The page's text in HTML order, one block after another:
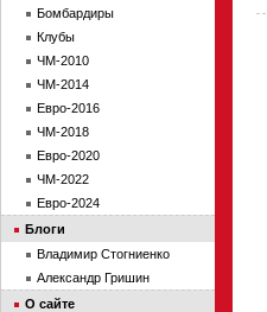
Бомбардиры
Клубы
ЧМ-2010
ЧМ-2014
Евро-2016
ЧМ-2018
Евро-2020
ЧМ-2022
Евро-2024
Блоги
Владимир Стогниенко
Александр Гришин
О сайте